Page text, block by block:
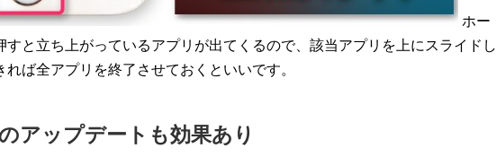
ホー
すと立ち上がっているアプリが出てくるので、該当アプリを上にスライドし
れば全アプリを終了させておくといいです。
アップデートも効果あり